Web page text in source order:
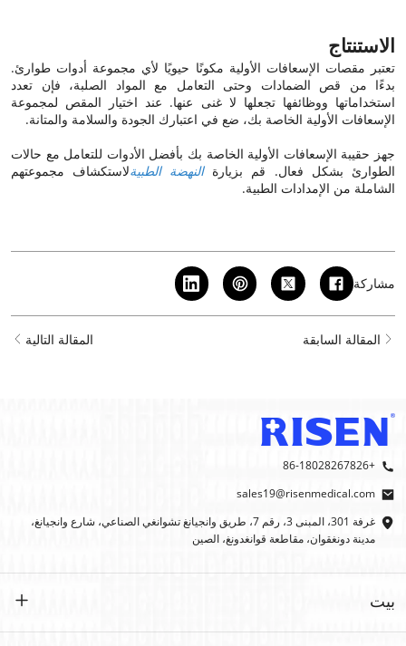
الاستنتاج
تعتبر مقصات الإسعافات الأولية مكونًا حيويًا لأي مجموعة أدوات طوارئ.
بدءًا من قص الضمادات وحتى التعامل مع المواد الصلبة، فإن تعدد
استخداماتها ووظائفها تجعلها لا غنى عنها. عند اختيار المقص لمجموعة
الإسعافات الأولية الخاصة بك، ضع في اعتبارك الجودة والسلامة والمتانة.
جهز حقيبة الإسعافات الأولية الخاصة بك بأفضل الأدوات للتعامل مع حالات
الطوارئ بشكل فعال. قم بزيارةالنهضة الطبيةلاستكشاف مجموعتهم
الشاملة من الإمدادات الطبية.
مشاركة
المقالة السابقة المقالة التالية
+86-18028267826
sales19@risenmedical.com
غرفة 301، المبنى 3، رقم 7، طريق وانجيانغ تشوانغي الصناعي، شارع وانجيانغ،
مدينة دونغقوان، مقاطعة قوانغدونغ، الصين
بيت